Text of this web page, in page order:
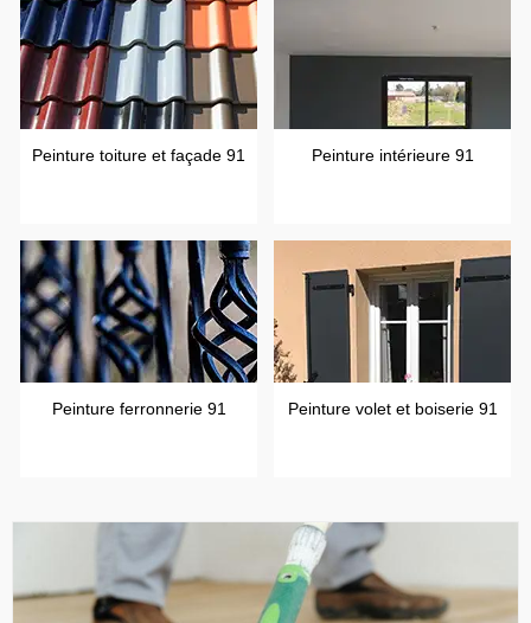
Peinture toiture et façade 91 Peinture intérieure 91
Peinture ferronnerie 91 Peinture volet et boiserie 91